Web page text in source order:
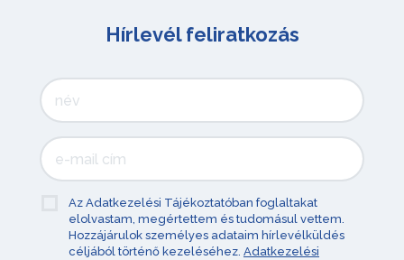
Hírlevél feliratkozás
Az Adatkezelési Tájékoztatóban foglaltakat
elolvastam, megértettem és tudomásul vettem.
Hozzájárulok személyes adataim hírlevélküldés
céljából történő kezeléséhez. Adatkezelési